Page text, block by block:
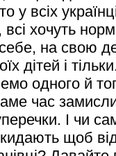
у всіх
хочуть
на свою
дітей і
одного й
час
І чи
щоб